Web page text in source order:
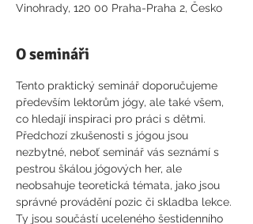
Vinohrady, 120 00 Praha-Praha 2, Česko
O semináři
Tento praktický seminář doporučujeme
především lektorům jógy, ale také všem,
co hledají inspiraci pro práci s dětmi.
Předchozí zkušenosti s jógou jsou
nezbytné, neboť seminář vás seznámí s
pestrou škálou jógových her, ale
neobsahuje teoretická témata, jako jsou
správné provádění pozic či skladba lekce.
Ty jsou součástí uceleného šestidenního